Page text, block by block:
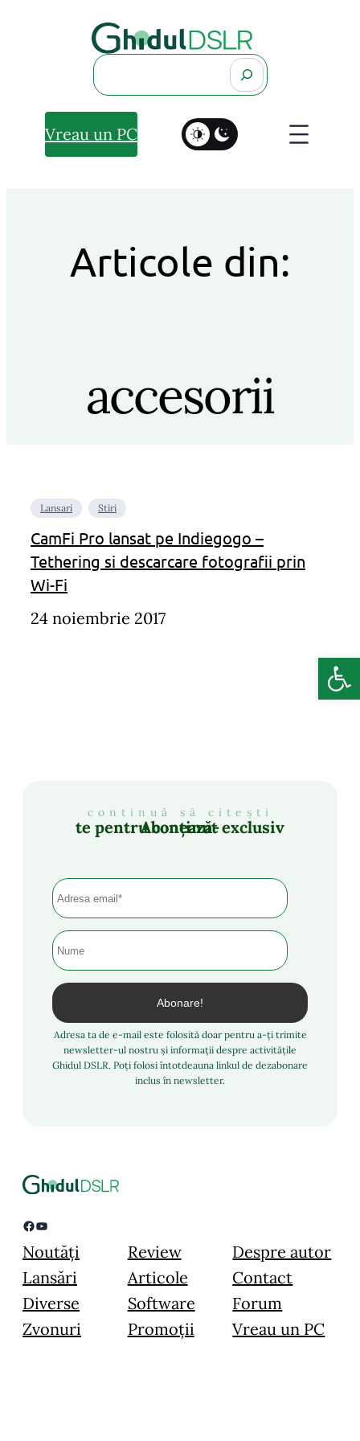
Search
Vreau un PC
Articole din:
accesorii
Lansari Stiri
CamFi Pro lansat pe Indiegogo –
Tethering si descarcare fotografii prin
Wi-Fi
24 noiembrie 2017
continuă să citești
Abonează-te pentru conținut exclusiv
Adresa ta de e-mail este folosită doar pentru a-ți trimite
newsletter-ul nostru și informații despre activitățile
Ghidul DSLR. Poți folosi întotdeauna linkul de dezabonare
inclus în newsletter.
Facebook YouTube
Noutăți
Lansări
Diverse
Zvonuri
Review
Articole
Software
Promoții
Despre autor
Contact
Forum
Vreau un PC